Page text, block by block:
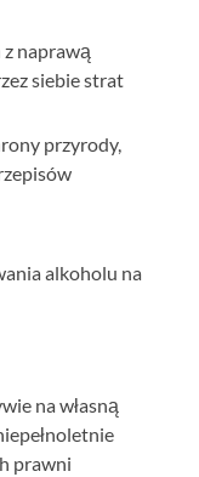
naprawą
siebie strat
przyrody,
alkoholu na
na własną
prawni